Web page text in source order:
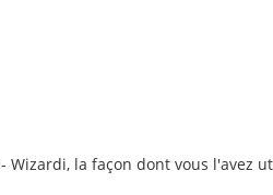
la façon dont vous l'avez